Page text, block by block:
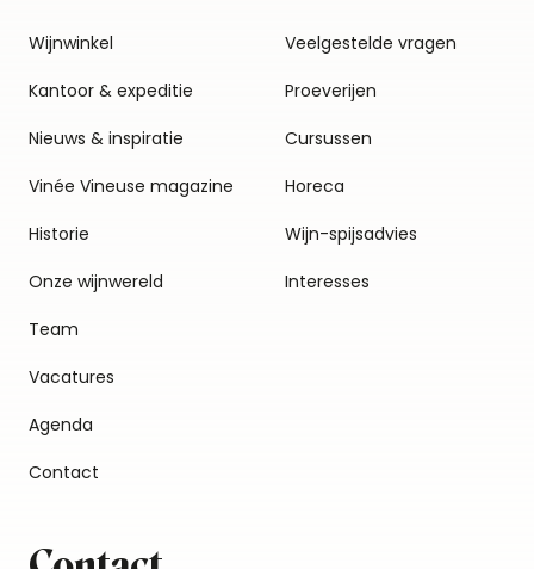
Wijnwinkel
Kantoor & expeditie
Nieuws & inspiratie
Vinée Vineuse magazine
Historie
Onze wijnwereld
Team
Vacatures
Agenda
Contact
Veelgestelde vragen
Proeverijen
Cursussen
Horeca
Wijn-spijsadvies
Interesses